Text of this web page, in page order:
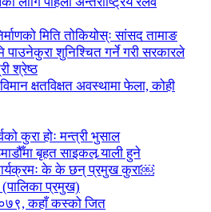
मिति तोकियोस्ः सांसद तामाङ
पाउनेकुरा शुनिश्चित गर्ने गरी सरकारले
श्रेष्ठ
क्षतविक्षत अवस्थामा फेला, कोही
कुरा होः मन्त्री भुसाल
बृहत साइकल र्‍याली हुने
के के छन् प्रमुख कुरा￼
(पालिका प्रमुख)
कहाँ कस्को जित